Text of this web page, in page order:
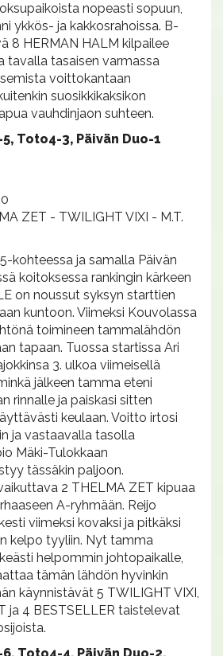
nopeasti sopuun,
ykkös- ja kakkosrahoissa. B-
8 HERMAN HALM kilpailee
tavalla tasaisen varmassa
voittokantaan
suosikkikaksikon
vauhdinjaon suhteen.
Toto4-3, Päivän Duo-1
ZET - TWILIGHT VIXI - M.T.
kohteessa ja samalla Päivän
koitoksessa rankingin kärkeen
on noussut syksyn starttien
kuntoon. Viimeksi Kouvolassa
toimineen tammalähdön
tapaan. Tuossa startissa Ari
3. ulkoa viimeisellä
jälkeen tamma eteni
rinnalle ja paiskasi sitten
keulaan. Voitto irtosi
ja vastaavalla tasolla
Mäki-Tulokkaan
tässäkin paljoon.
2 THELMA ZET kipuaa
A-ryhmään. Reijo
viimeksi kovaksi ja pitkäksi
kelpo tyyliin. Nyt tamma
helpommin johtopaikalle,
tämän lähdön hyvinkin
käynnistävät 5 TWILIGHT VIXI,
ja 4 BESTSELLER taistelevat